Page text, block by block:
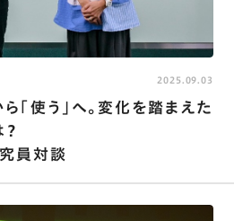
「使う」へ。変化を踏まえた
員対談
2025.09.03